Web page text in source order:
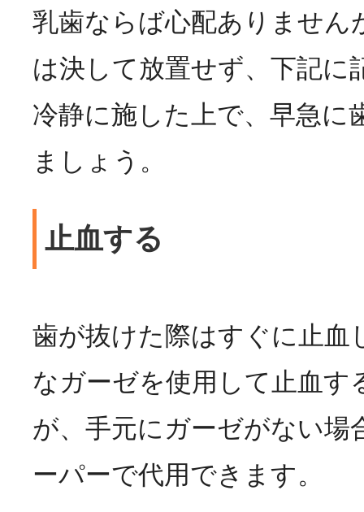
乳歯ならば心配ありません
は決して放置せず、下記に
冷静に施した上で、早急に
ましょう。
止血する
歯が抜けた際はすぐに止血
なガーゼを使用して止血す
が、手元にガーゼがない場
ーパーで代用できます。